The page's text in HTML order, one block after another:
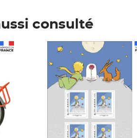
consulté
Prix 6,25€ HT